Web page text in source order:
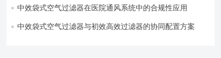
中效袋式空气过滤器在医院通风系统中的合规性应用
中效袋式空气过滤器与初效高效过滤器的协同配置方案